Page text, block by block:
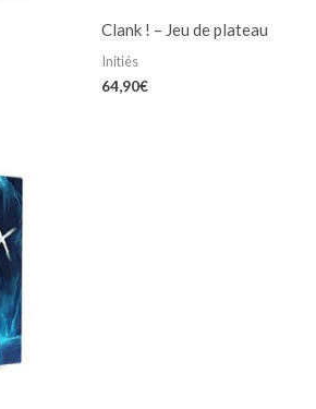
Clank ! – Jeu de plateau
Initiés
64,90€